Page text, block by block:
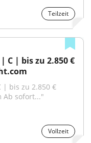
Teilzeit
| bis zu 2.850 €
bis zu 2.850 €
Ab sofort..."
Vollzeit